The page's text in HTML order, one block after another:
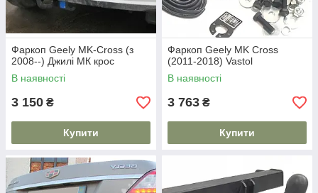
Фаркоп Geely MK-Cross (з
2008--) Джилі МК крос
В наявності
3 150 ₴
Купити
Фаркоп Geely MK Cross
(2011-2018) Vastol
В наявності
3 763 ₴
Купити